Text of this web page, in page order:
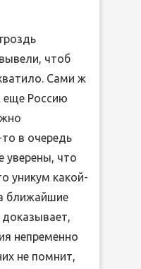
чтоб
Сами ж
еще Россию
то в очередь
уверены, что
уникум какой-
ближайшие
непременно
не помнит,